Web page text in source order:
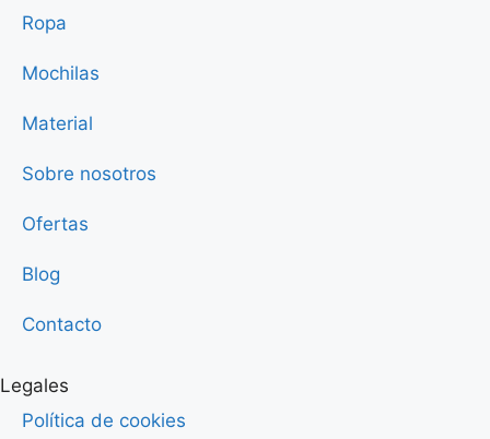
Ropa
Mochilas
Material
Sobre nosotros
Ofertas
Blog
Contacto
Legales
Política de cookies